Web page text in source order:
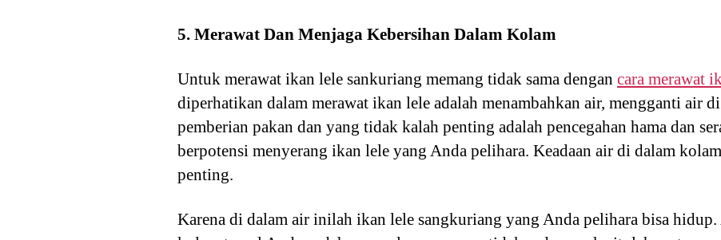
5. Merawat Dan Menjaga Kebersihan Dalam Kolam
Untuk merawat ikan lele sankuriang memang tidak sama dengan cara merawat
diperhatikan dalam merawat ikan lele adalah menambahkan air, mengganti air
pemberian pakan dan yang tidak kalah penting adalah pencegahan hama dan
berpotensi menyerang ikan lele yang Anda pelihara. Keadaan air di dalam
penting.
Karena di dalam air inilah ikan lele sangkuriang yang Anda pelihara bisa